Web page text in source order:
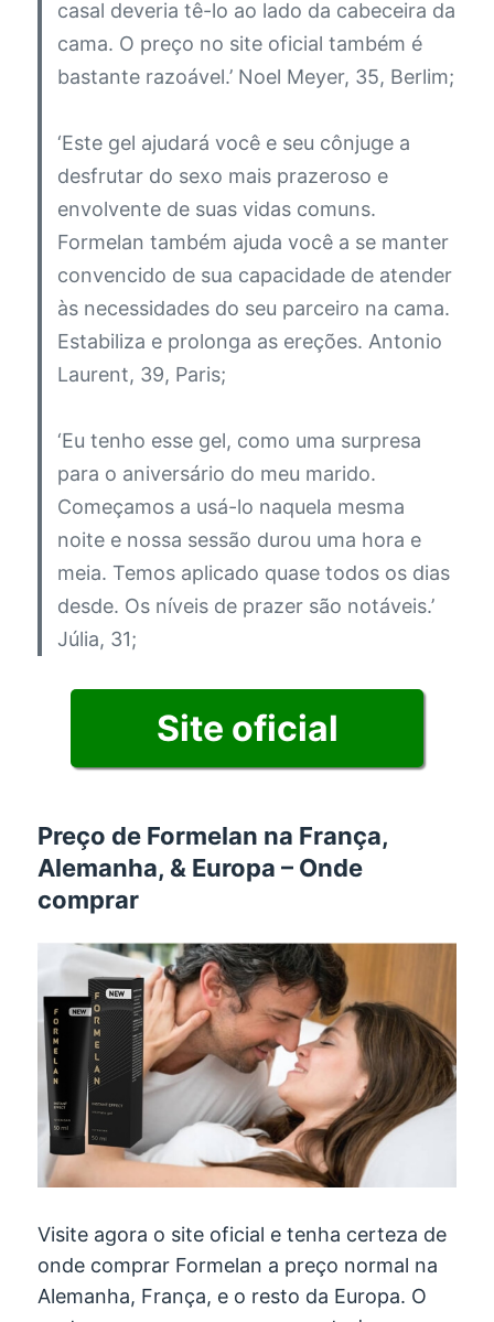
casal deveria tê-lo ao lado da cabeceira da
cama. O preço no site oficial também é
bastante razoável.’ Noel Meyer, 35, Berlim;
‘Este gel ajudará você e seu cônjuge a
desfrutar do sexo mais prazeroso e
envolvente de suas vidas comuns.
Formelan também ajuda você a se manter
convencido de sua capacidade de atender
às necessidades do seu parceiro na cama.
Estabiliza e prolonga as ereções.Antonio
Laurent, 39, Paris;
‘Eu tenho esse gel, como uma surpresa
para o aniversário do meu marido.
Começamos a usá-lo naquela mesma
noite e nossa sessão durou uma hora e
meia. Temos aplicado quase todos os dias
desde. Os níveis de prazer são notáveis.’
Júlia, 31;
Site oficial
Preço de Formelan na França,
Alemanha, & Europa – Onde
comprar
Visite agora o site oficial e tenha certeza de
onde comprar Formelan a preço normal na
Alemanha, França, e o resto da Europa. O